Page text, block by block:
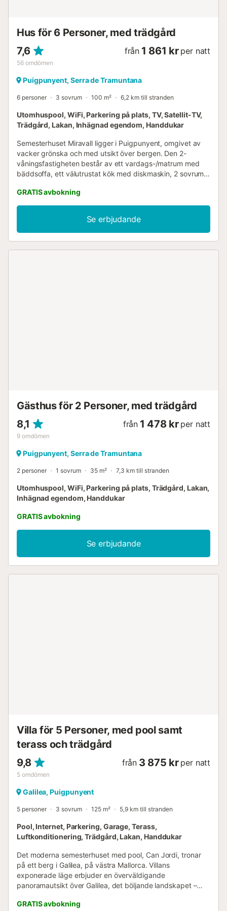
Hus för 6 Personer, med trädgård
7,6
56 omdömen
från 1 861 kr per natt
Puigpunyent, Serra de Tramuntana
6 personer 3 sovrum 100 m² 6,2 km till stranden
Utomhuspool, WiFi, Parkering på plats, TV, Satellit-TV,
Trädgård, Lakan, Inhägnad egendom, Handdukar
Semesterhuset Miravall ligger i Puigpunyent, omgivet av
vacker grönska och med utsikt över bergen. Den 2-
våningsfastigheten består av ett vardags-/matrum med
bäddsoffa, ett välutrustat kök med diskmaskin, 2 sovrum
bekvämligheter inkluderar Wi-Fi, tvättmaskin, fläktar,
öppen spis, satellit-TV, leksaker för barn, barnsäng och
barnstol. Utomhusområdet har en privat pool med utsikt
över bergen, en utomhusdusch samt flera matplatser
utomhus där ni kan äta under stjärnorna med familjen. De
GRATIS avbokning
Se erbjudande
Gästhus för 2 Personer, med trädgård
8,1
9 omdömen
från 1 478 kr per natt
Puigpunyent, Serra de Tramuntana
2 personer 1 sovrum 35 m² 7,3 km till stranden
Utomhuspool, WiFi, Parkering på plats, Trädgård, Lakan,
Inhägnad egendom, Handdukar
GRATIS avbokning
Se erbjudande
Villa för 5 Personer, med pool samt
terass och trädgård
9,8
5 omdömen
från 3 875 kr per natt
Galilea, Puigpunyent
5 personer 3 sovrum 125 m² 5,9 km till stranden
Pool, Internet, Parkering, Garage, Terass,
Luftkonditionering, Trädgård, Lakan, Handdukar
Det moderna semesterhuset med pool, Can Jordi, tronar
på ett berg i Galilea, på västra Mallorca. Villans
exponerade läge erbjuder en överväldigande
panoramautsikt över Galilea, det böljande landskapet –
exklusiv boendemiljö, sällan skådad. Du bor idylliskt,
GRATIS avbokning